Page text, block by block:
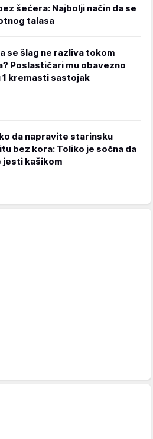
šećera: Najbolji način da se
talasa
se šlag ne razliva tokom
Poslastičari mu obavezno
1 kremasti sastojak
da napravite starinsku
bez kora: Toliko je sočna da
jesti kašikom